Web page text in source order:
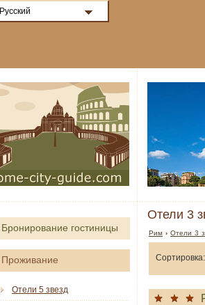
Отели 3
Рим ›Отели 3
Сортировка:
Бронирование гостиницы
Проживание
Отели 5 звезд
Русский